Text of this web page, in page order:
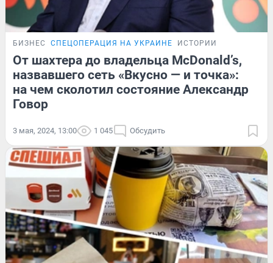
БИЗНЕС СПЕЦОПЕРАЦИЯ НА УКРАИНЕ ИСТОРИИ
От шахтера до владельца McDonald’s,
назвавшего сеть «Вкусно — и точка»:
на чем сколотил состояние Александр
Говор
3 мая, 2024, 13:00 1 045 Обсудить